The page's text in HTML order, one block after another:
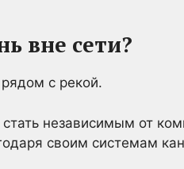
вне сети?
независимым от
своим системам